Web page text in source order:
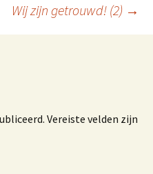
Wij zijn getrouwd! (2) →
Vereiste velden zijn